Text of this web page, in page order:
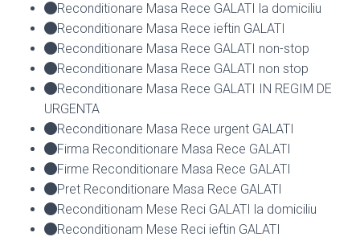
Reconditionare Masa Rece GALATI la domiciliu
Reconditionare Masa Rece ieftin GALATI
Reconditionare Masa Rece GALATI non-stop
Reconditionare Masa Rece GALATI non stop
Reconditionare Masa Rece GALATI IN REGIM DE
URGENTA
Reconditionare Masa Rece urgent GALATI
Firma Reconditionare Masa Rece GALATI
Firme Reconditionare Masa Rece GALATI
Pret Reconditionare Masa Rece GALATI
Reconditionam Mese Reci GALATI la domiciliu
Reconditionam Mese Reci ieftin GALATI